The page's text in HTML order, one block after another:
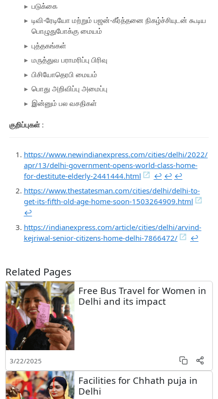
படுக்கை
டிவி-ரேடியோ மற்றும் பஜன்-கீர்த்தனை நிகழ்ச்சியுடன் கூடிய
பொழுதுபோக்கு மையம்
புத்தகங்கள்
மருத்துவ பராமரிப்பு பிரிவு
பிசியோதெரபி மையம்
பொது அறிவிப்பு அமைப்பு
இன்னும் பல வசதிகள்
குறிப்புகள்:
https://www.newindianexpress.com/cities/delhi/2022/
apr/13/delhi-government-opens-world-class-home-
for-destitute-elderly-2441444.html
↩︎ ↩︎ ↩︎
https://www.thestatesman.com/cities/delhi/delhi-to-
get-its-fifth-old-age-home-soon-1503264909.html
↩︎
https://indianexpress.com/article/cities/delhi/arvind-
kejriwal-senior-citizens-home-delhi-7866472/
↩︎
Related Pages
Free Bus Travel for Women in
Delhi and its impact
3/22/2025
Facilities for Chhath puja in
Delhi